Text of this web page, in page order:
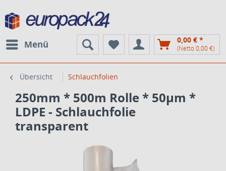
Menü 0,00 € *
(Netto 0,00 €)
Übersicht Schlauchfolien
250mm * 500m Rolle * 50µm *
LDPE - Schlauchfolie
transparent